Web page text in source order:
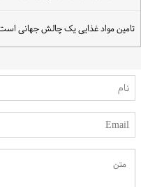
تامین مواد غذایی یک چالش جهانی است